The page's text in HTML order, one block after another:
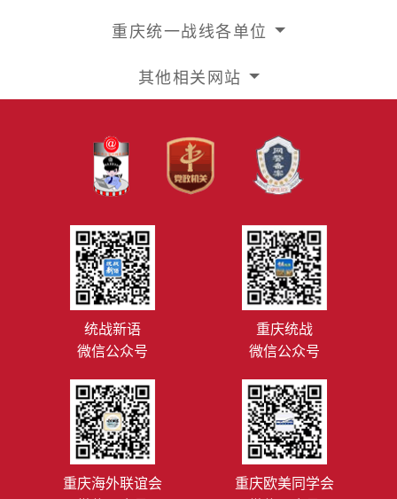
重庆统一战线各单位
其他相关网站
统战新语
微信公众号
重庆统战
微信公众号
重庆海外联谊会
重庆欧美同学会